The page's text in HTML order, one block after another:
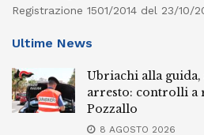
Registrazione 1501/2014 del 23/10/
Ultime News
Ubriachi alla
arresto: controlli a
Pozzallo
8 AGOSTO 2026